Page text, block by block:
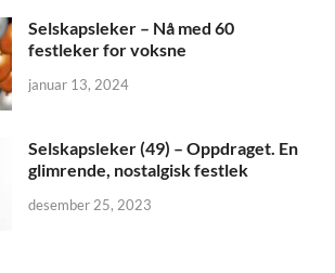
Selskapsleker – Nå med 60
festleker for voksne
januar 13, 2024
Selskapsleker (49) – Oppdraget. En
glimrende, nostalgisk festlek
desember 25, 2023